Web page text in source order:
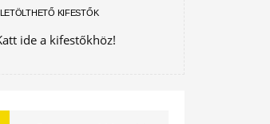
LETÖLTHETŐ KIFESTŐK